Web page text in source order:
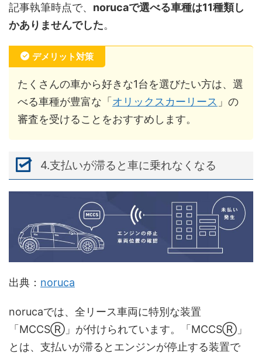
記事執筆時点で、 norucaで選べる車種は11種類し
かありませんでした。
デメリット対策
たくさんの車から好きな1台を選びたい方は、選
べる車種が豊富な「オリックスカーリース 」の
審査を受けることをおすすめします。
4.支払いが滞ると車に乗れなくなる
出典： noruca
norucaでは、全リース車両に特別な装置
「MCCSⓇ」が付けられています。「MCCSⓇ」
とは、支払いが滞るとエンジンが停止する装置で